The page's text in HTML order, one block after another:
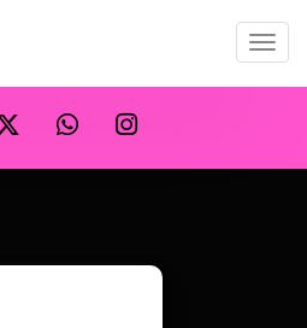
Menu